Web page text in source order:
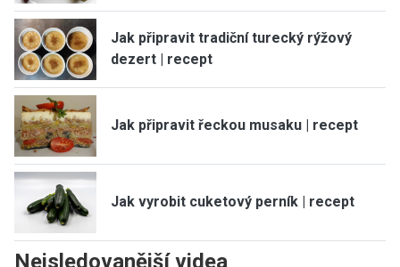
Jak připravit tradiční turecký rýžový
dezert | recept
Jak připravit řeckou musaku | recept
Jak vyrobit cuketový perník | recept
Nejsledovanější videa